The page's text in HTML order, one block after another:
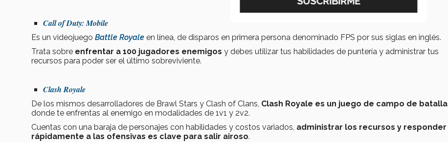
Call of Duty: Mobile
Es un videojuego Battle Royale en línea, de disparos en primera persona denominado FPS por sus siglas en inglés.
Trata sobre enfrentar a 100 jugadores enemigos y debes utilizar tus habilidades de puntería y administrar tus
recursos para poder ser el último sobreviviente.
Clash Royale
De los mismos desarrolladores de Brawl Stars y Clash of Clans, Clash Royale es un juego de campo de batalla
donde te enfrentas al enemigo en modalidades de 1v1 y 2v2.
Cuentas con una baraja de personajes con habilidades y costos variados, administrar los recursos y responder
rápidamente a las ofensivas es clave para salir airoso.